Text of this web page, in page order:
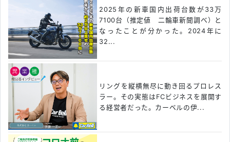
2025年の新車国内出荷台数が33万
7100台（推定値 二輪車新聞調べ）と
なったことが分かった。2024年に
32...
リングを縦横無尽に動き回るプロレス
ラー。その実態はFCビジネスを展開す
る経営者だった。カーベルの伊...